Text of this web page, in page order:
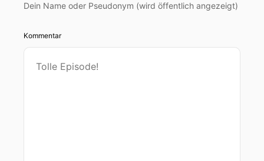
Dein Name oder Pseudonym (wird öffentlich angezeigt)
Kommentar